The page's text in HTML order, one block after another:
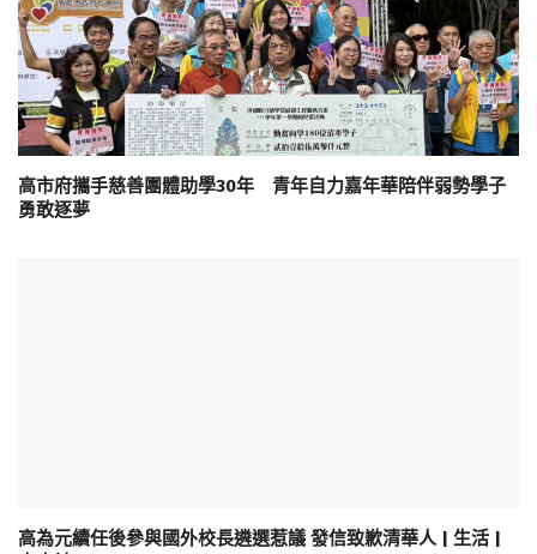
高市府攜手慈善團體助學30年 青年自力嘉年華陪伴弱勢學子
勇敢逐夢
高為元續任後參與國外校長遴選惹議 發信致歉清華人 | 生活 |